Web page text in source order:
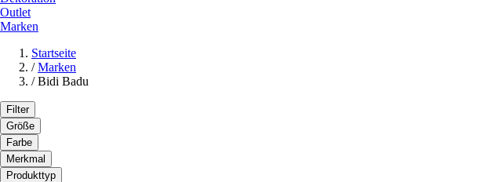
Outlet
Marken
Startseite
/ Marken
/ Bidi Badu
Filter
Größe
Farbe
Merkmal
Produkttyp